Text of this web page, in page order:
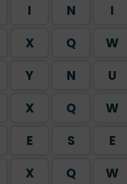
I N I
X Q W
Y N U
X Q W
E S E
X Q W